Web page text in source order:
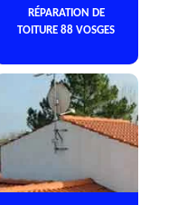
RÉPARATION DE
TOITURE 88 VOSGES